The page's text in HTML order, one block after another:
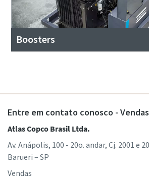
Boosters
Entre em contato conosco -
Atlas Copco Brasil Ltda.
Av. Anápolis, 100 - 20o. andar, Cj. 2001 e
Barueri – SP
Vendas